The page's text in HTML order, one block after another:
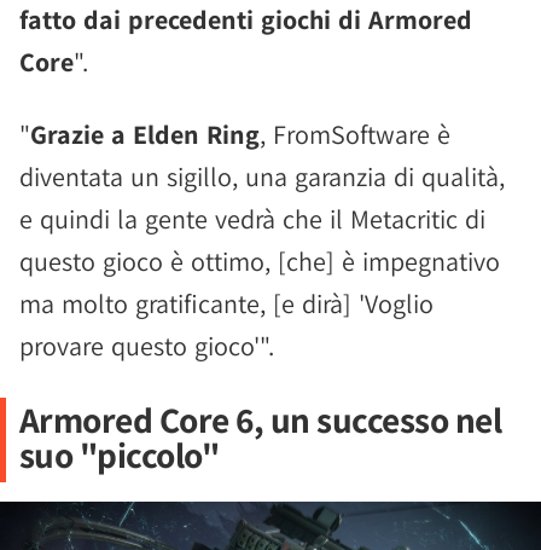
fatto dai precedenti giochi di Armored
Core".
"Grazie a Elden Ring, FromSoftware è
diventata un sigillo, una garanzia di qualità,
e quindi la gente vedrà che il Metacritic di
questo gioco è ottimo, [che] è impegnativo
ma molto gratificante, [e dirà] 'Voglio
provare questo gioco'".
Armored Core 6, un successo nel
suo "piccolo"